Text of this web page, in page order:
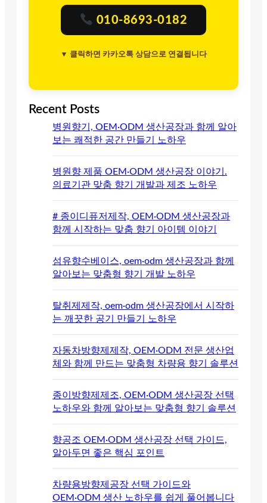
010-8693-0182
▼ 클릭하면 카카오톡 상담으로 연결됩니다
Recent Posts
병원향기, OEM·ODM 생산공장과 함께 알아
보는 쾌적한 공간 만들기 노하우
병원향 제품 OEM·ODM 생산공장 이야기.
의료기관 맞춤 향기 개발과 제조 노하우
# 종이디퓨저제작, OEM·ODM 생산공장과
함께 시작하는 맞춤 향기 아이템 이야기
섬유향수베이스, oem·odm 생산공장과 함께
알아보는 맞춤형 향기 개발 노하우
탈취제제작, oem·odm 생산공장에서 시작하
는 깨끗한 공기 만들기 노하우
자동차방향제제작, OEM·ODM 전문 생산업
체와 함께 만드는 맞춤형 차량용 향기 솔루션
종이방향제제조, OEM·ODM 생산공장 선택
노하우와 함께 알아보는 맞춤형 향기 솔루션
향공조 OEM·ODM 생산공장 선택 가이드,
알아두면 좋은 핵심 포인트
차량용방향제공장 선택 가이드와
OEM·ODM 생산 노하우를 쉽게 풀어봅니다